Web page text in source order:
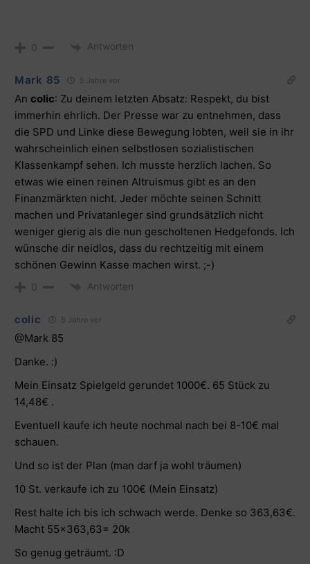
0 Antworten
Mark 85 5 Jahre vor
An colic: Zu deinem letzten Absatz: Respekt, du bist
immerhin ehrlich. Der Presse war zu entnehmen, dass
die SPD und Linke diese Bewegung lobten, weil sie in ihr
wahrscheinlich einen selbstlosen sozialistischen
Klassenkampf sehen. Ich musste herzlich lachen. So
etwas wie einen reinen Altruismus gibt es an den
Finanzmärkten nicht. Jeder möchte seinen Schnitt
machen und Privatanleger sind grundsätzlich nicht
weniger gierig als die nun gescholtenen Hedgefonds. Ich
wünsche dir neidlos, dass du rechtzeitig mit einem
schönen Gewinn Kasse machen wirst. ;-)
0 Antworten
colic 5 Jahre vor
@Mark 85
Danke. :)
Mein Einsatz Spielgeld gerundet 1000€. 65 Stück zu
14,48€ .
Eventuell kaufe ich heute nochmal nach bei 8-10€ mal
schauen.
Und so ist der Plan (man darf ja wohl träumen)
10 St. verkaufe ich zu 100€ (Mein Einsatz)
Rest halte ich bis ich schwach werde. Denke so 363,63€.
Macht 55×363,63= 20k
So genug geträumt. :D